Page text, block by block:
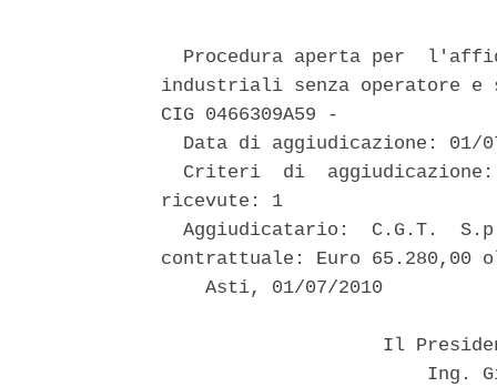
Procedura aperta per
industriali senza operatore
CIG 0466309A59 -
Data di aggiudicazione: 01/
Criteri  di
ricevute: 1
Aggiudicatario:  C.G.T.
contrattuale: Euro
    Asti, 01/07/2010
Il
Ing.